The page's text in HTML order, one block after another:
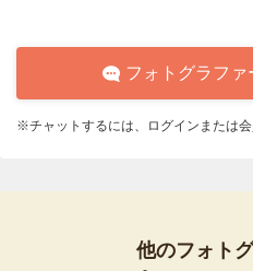
フォトグラファ
※チャットするには、ログインまたは会
他のフォト